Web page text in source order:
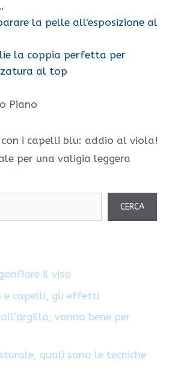
la pelle all'esposizione al
la coppia perfetta per
al top
Piano
con i capelli blu: addio al viola!
per una valigia leggera
CERCA
il viso
e capelli, gli effetti
vanno bene per
quali sono le tecniche